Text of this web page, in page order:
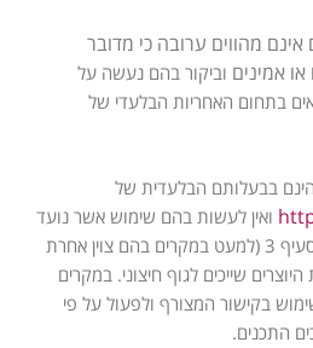
אינם מהווים ערובה כי מדובר
אמינים וביקור בהם נעשה על
בתחום האחריות הבלעדי של
ואין לעשות בהם שימוש אשר נועד
את האמור בתקנון זה (ראה סעיף 3 (למעט במקרים בהם צוין אחרת
היוצרים שייכים לגוף חיצוני. במקרים
בקישור המצורף ולפעול על פי
התכנים.